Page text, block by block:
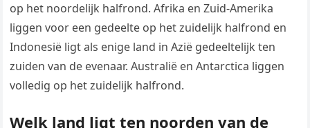
op het noordelijk halfrond. Afrika en Zuid-Amerika
liggen voor een gedeelte op het zuidelijk halfrond en
Indonesië ligt als enige land in Azië gedeeltelijk ten
zuiden van de evenaar. Australië en Antarctica liggen
volledig op het zuidelijk halfrond.
Welk land ligt ten noorden van de